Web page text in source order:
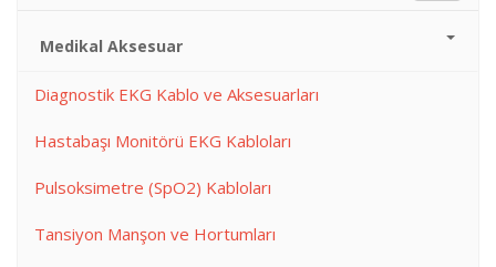
Medikal Aksesuar
Diagnostik EKG Kablo ve Aksesuarları
Hastabaşı Monitörü EKG Kabloları
Pulsoksimetre (SpO2) Kabloları
Tansiyon Manşon ve Hortumları